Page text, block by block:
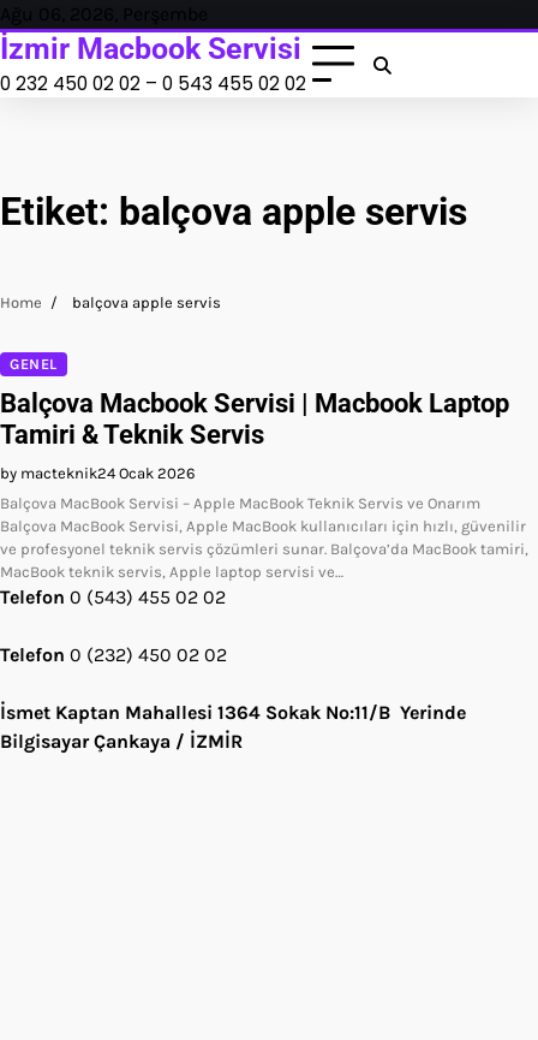
Skip
to
content
Ağu 06, 2026, Perşembe
İzmir Macbook Servisi
0 232 450 02 02 – 0 543 455 02 02
Etiket: balçova apple servis
Home balçova apple servis
GENEL
Balçova Macbook Servisi | Macbook Laptop
Tamiri & Teknik Servis
by macteknik24 Ocak 2026
Balçova MacBook Servisi – Apple MacBook Teknik Servis ve Onarım
Balçova MacBook Servisi, Apple MacBook kullanıcıları için hızlı, güvenilir
ve profesyonel teknik servis çözümleri sunar. Balçova’da MacBook tamiri,
MacBook teknik servis, Apple laptop servisi ve…
Telefon 0 (543) 455 02 02
Telefon 0 (232) 450 02 02
İsmet Kaptan Mahallesi 1364 Sokak No:11/B Yerinde
Bilgisayar Çankaya / İZMİR